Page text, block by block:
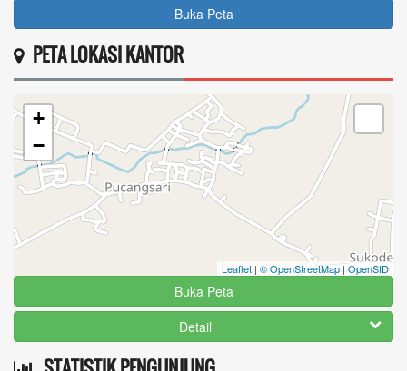
Buka Peta
PETA LOKASI KANTOR
+
−
Leaflet | © OpenStreetMap | OpenSID
Buka Peta
Detail